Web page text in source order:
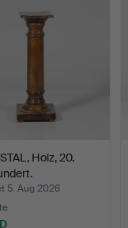
Holz, 20.
5. Aug 2026